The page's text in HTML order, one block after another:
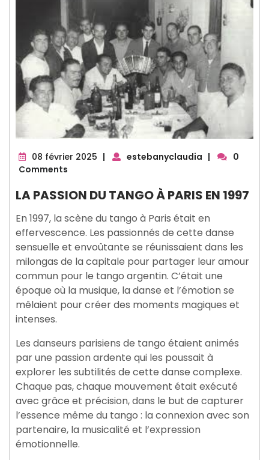
08 février 2025 08
| estebanyclaudia |
0
Comments
LA PASSION DU TANGO À PARIS EN 1997
En 1997, la scène du tango à Paris était en
effervescence. Les passionnés de cette danse
sensuelle et envoûtante se réunissaient dans les
milongas de la capitale pour partager leur amour
commun pour le tango argentin. C’était une
époque où la musique, la danse et l’émotion se
mêlaient pour créer des moments magiques et
intenses.
Les danseurs parisiens de tango étaient animés
par une passion ardente qui les poussait à
explorer les subtilités de cette danse complexe.
Chaque pas, chaque mouvement était exécuté
avec grâce et précision, dans le but de capturer
l’essence même du tango : la connexion avec son
partenaire, la musicalité et l’expression
émotionnelle.